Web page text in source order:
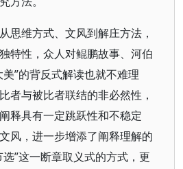
思维方式、文风到解庄方法，
特性，众人对鲲鹏故事、河伯
”的背反式解读也就不难理
者与被比者联结的非必然性，
释具有一定跳跃性和不稳定
风，进一步增添了阐释理解的
”这一断章取义式的方式，更